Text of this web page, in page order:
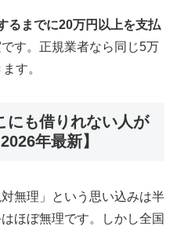
るまでに20万円以上を支払
す。正規業者なら同じ5万
す。
にも借りれない人が
年最新】
無理」という思い込みは半
ほぼ無理です。しかし全国